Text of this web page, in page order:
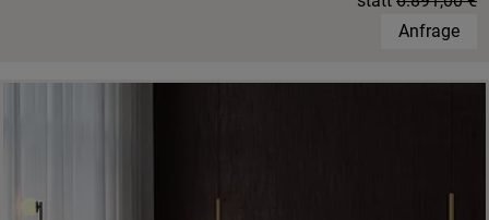
Anfrage